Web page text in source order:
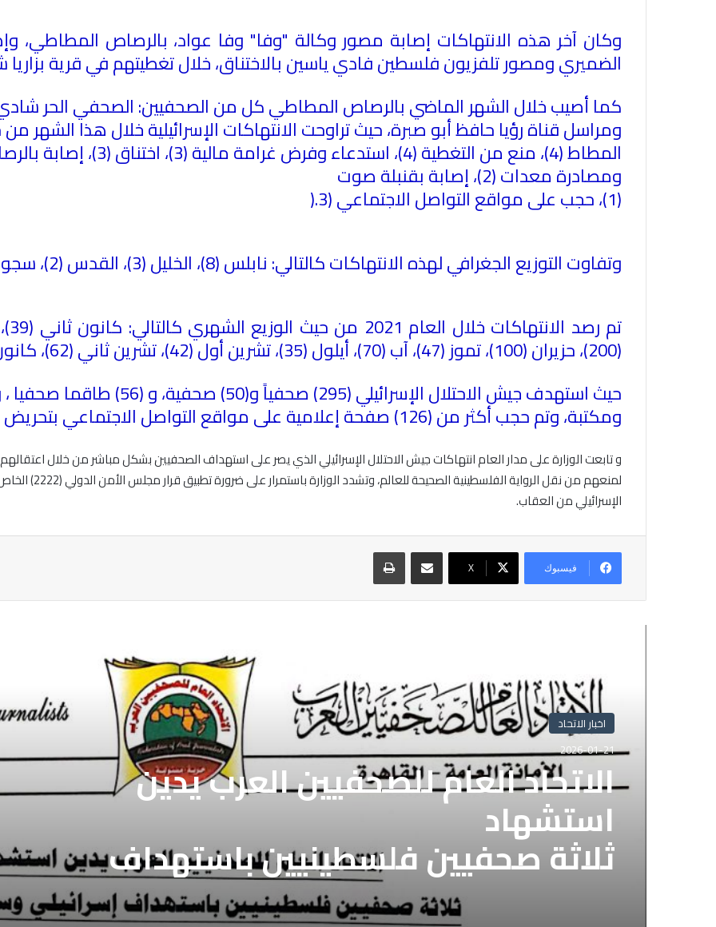
وكان آخر هذه الانتهاكات إصابة مصور وكالة "وفا" وفا عواد، بالرصاص المطاطي،
الضميري ومصور تلفزيون فلسطين فادي ياسين بالاختناق، خلال تغطيتهم في قرية بزاريا شمال
كما أصيب خلال الشهر الماضي بالرصاص المطاطي كل من الصحفيين: الصحفي الحر
ومراسل قناة رؤيا حافظ أبو صبرة، حيث تراوحت الانتهاكات الإسرائيلية خلال هذا الشهر
ومصادرة معدات (2)، إصابة بقنبلة صوت
(1)، حجب على مواقع التواصل الاجتماعي (3 ).
وتفاوت التوزيع الجغرافي لهذه الانتهاكات كالتالي: نابلس (8)، الخليل (3)، القدس (2)، سجون الاحتلال (1)، رام الله (1
(200)، حزيران (100)، تموز (47)، آب (70)، أيلول (35)، تشرين أول (42)، تشرين ثاني (62)، كانون أول (22
ومكتبة، وتم حجب أكثر من (126) صفحة إعلامية على مواقع التواصل الاجتماعي بتحريض مباشر من الاحتلال
و تابعت الوزارة على مدار العام انتهاكات جيش الاحتلال الإسرائيلي الذي يصر على استهداف الصحفيين بشكل مباشر من خلال
لمنعهم من نقل
الإسرائيلي من العقاب.
فيسبوك X
مشاركة عبر البريد طباعة
اخبار الاتحاد
2026-01-21
الاتحاد العام للصحفيين العرب يدين
استشهاد
ثلاثة صحفيين فلسطينيين باستهداف
إسرائيلي وسط قطاع غزة